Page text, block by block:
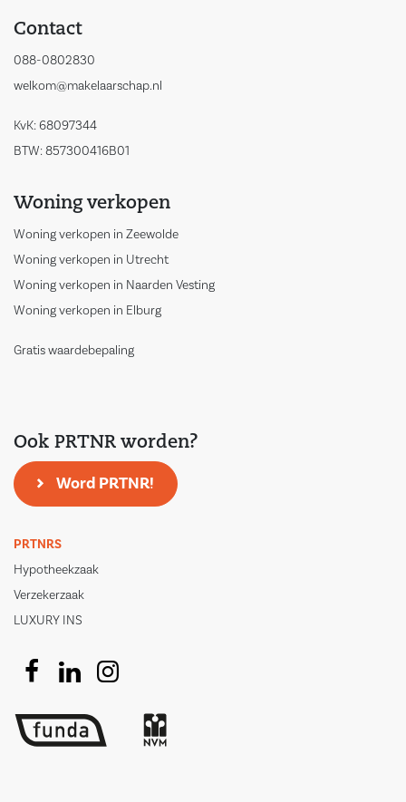
Contact
088-0802830
welkom@makelaarschap.nl
KvK: 68097344
BTW: 857300416B01
Woning verkopen
Woning verkopen in Zeewolde
Woning verkopen in Utrecht
Woning verkopen in Naarden Vesting
Woning verkopen in Elburg
Gratis waardebepaling
Ook PRTNR worden?
Word PRTNR!
PRTNRS
Hypotheekzaak
Verzekerzaak
LUXURY INS